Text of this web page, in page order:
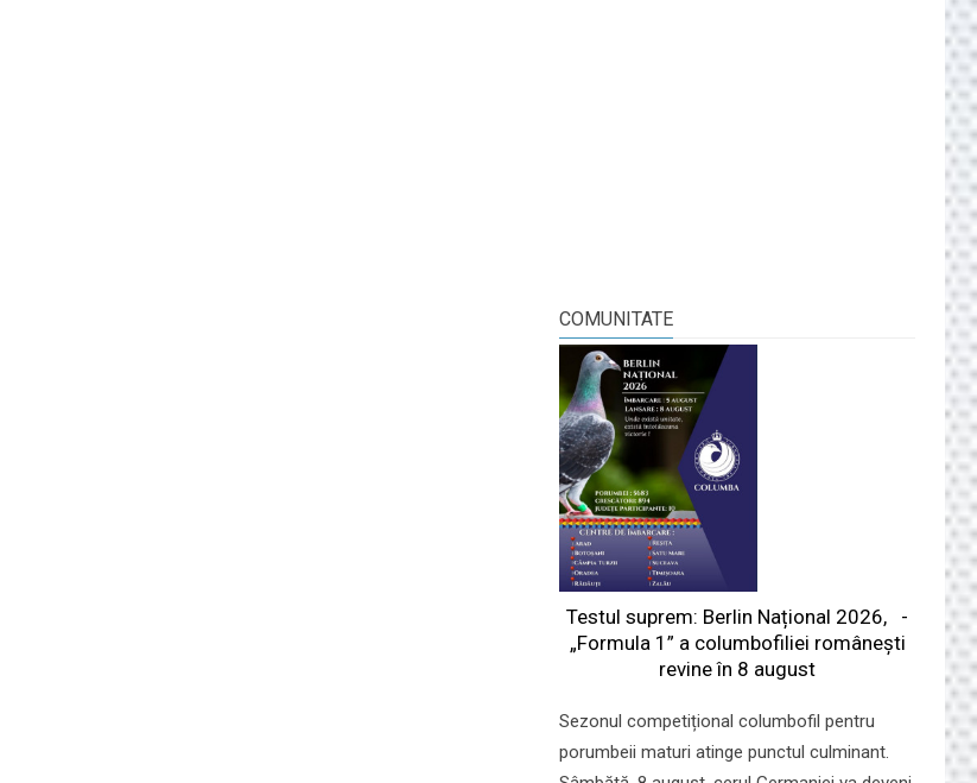
COMUNITATE
Testul suprem: Berlin Național 2026, -
„Formula 1” a columbofiliei româneşti
revine în 8 august
Sezonul competițional columbofil pentru
porumbeii maturi atinge punctul culminant.